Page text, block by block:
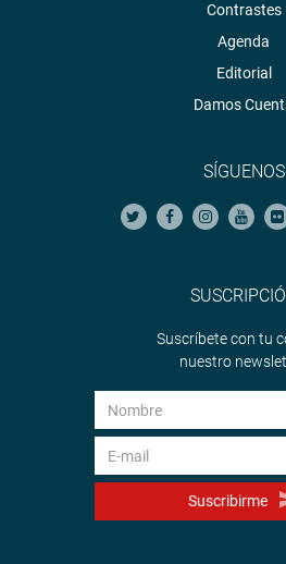
Contrastes
Agenda
Editorial
Damos
SÍGUENOS
Suscríbete con tu
nuestro
Suscribirme